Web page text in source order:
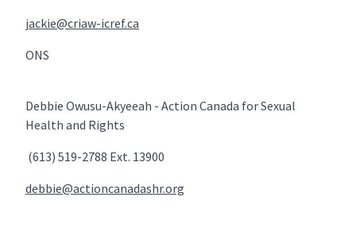
jackie@criaw-icref.ca
ONS
Debbie Owusu-Akyeeah - Action Canada for Sexual
Health and Rights
(613) 519-2788 Ext. 13900
debbie@actioncanadashr.org